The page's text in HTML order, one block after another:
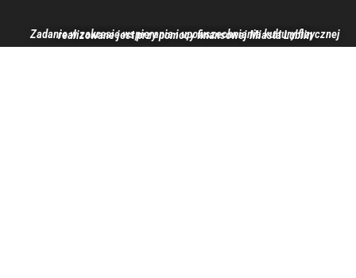
Zadanie w zakresie wspierania i upowszechniania kultury fizycznej realizowane jest przy pomocy finansowej Miasta Lublin